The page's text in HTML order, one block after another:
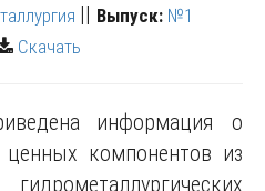
|| Выпуск: №1
Скачать
информация о
ценных компонентов из